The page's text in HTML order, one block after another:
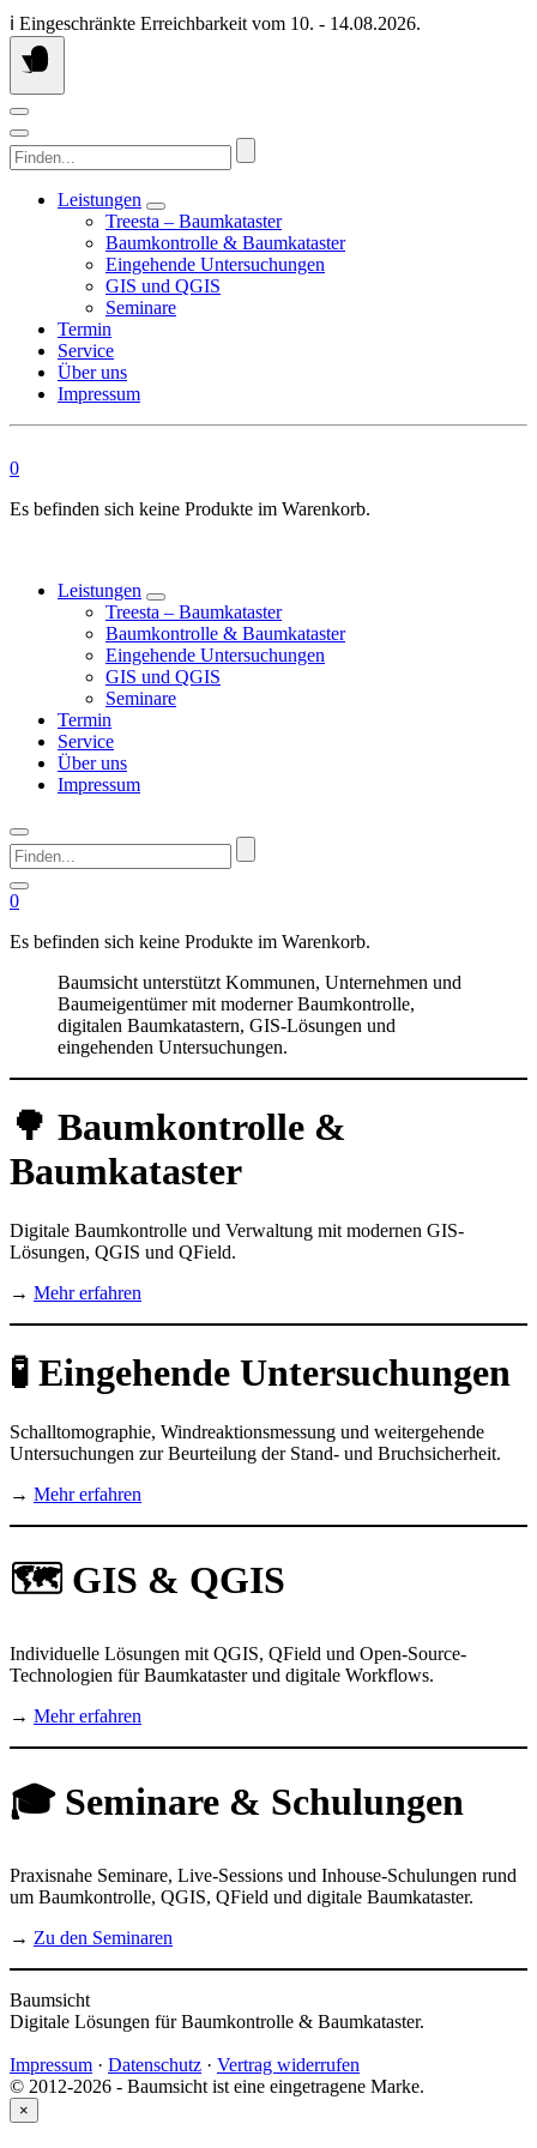
Springen
Sie
zum
ℹ️ Eingeschränkte Erreichbarkeit vom 10. - 14.08.2026.
Finden...
Leistungen
Treesta – Baumkataster
Baumkontrolle & Baumkataster
Eingehende Untersuchungen
GIS und QGIS
Seminare
Termin
Service
Über uns
Impressum
0
Es befinden sich keine Produkte im Warenkorb.
Leistungen
Treesta – Baumkataster
Baumkontrolle & Baumkataster
Eingehende Untersuchungen
GIS und QGIS
Seminare
Termin
Service
Über uns
Impressum
Finden...
0
Es befinden sich keine Produkte im Warenkorb.
Baumsicht unterstützt Kommunen, Unternehmen und
Baumeigentümer mit moderner Baumkontrolle,
digitalen Baumkatastern, GIS-Lösungen und
eingehenden Untersuchungen.
🌳 Baumkontrolle &
Baumkataster
Digitale Baumkontrolle und Verwaltung mit modernen GIS-
Lösungen, QGIS und QField.
→ Mehr erfahren
🧪 Eingehende Untersuchungen
Schalltomographie, Windreaktionsmessung und weitergehende
Untersuchungen zur Beurteilung der Stand- und Bruchsicherheit.
→ Mehr erfahren
🗺️ GIS & QGIS
Individuelle Lösungen mit QGIS, QField und Open-Source-
Technologien für Baumkataster und digitale Workflows.
→ Mehr erfahren
🎓 Seminare & Schulungen
Praxisnahe Seminare, Live-Sessions und Inhouse-Schulungen rund
um Baumkontrolle, QGIS, QField und digitale Baumkataster.
→ Zu den Seminaren
Baumsicht
Digitale Lösungen für Baumkontrolle & Baumkataster.
Impressum · Datenschutz · Vertrag widerrufen
© 2012-2026 - Baumsicht ist eine eingetragene Marke.
×